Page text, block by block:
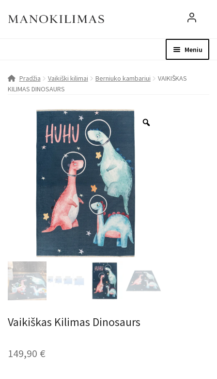
Meniu
Pradžia Vaikiški kilimai Berniuko kambariui
VAIKIŠKAS
KILIMAS DINOSAURS
Vaikiškas Kilimas Dinosaurs
149,90 €